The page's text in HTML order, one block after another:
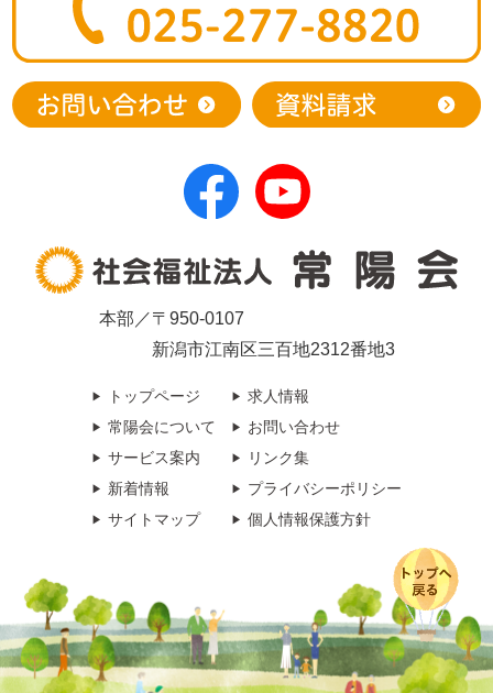
本部／〒950-0107
新潟市江南区三百地2312番地3
トップページ
常陽会について
サービス案内
新着情報
サイトマップ
求人情報
お問い合わせ
リンク集
プライバシーポリシー
個人情報保護方針